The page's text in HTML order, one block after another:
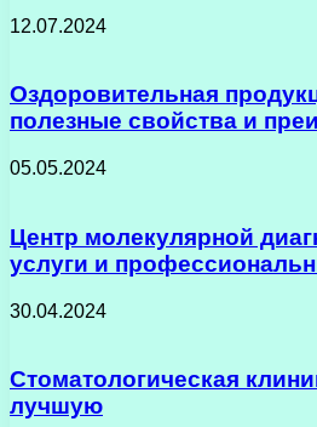
12.07.2024
Оздоровительная
полезные свойства и
05.05.2024
Центр молекулярной
услуги и
30.04.2024
Стоматологическая
лучшую